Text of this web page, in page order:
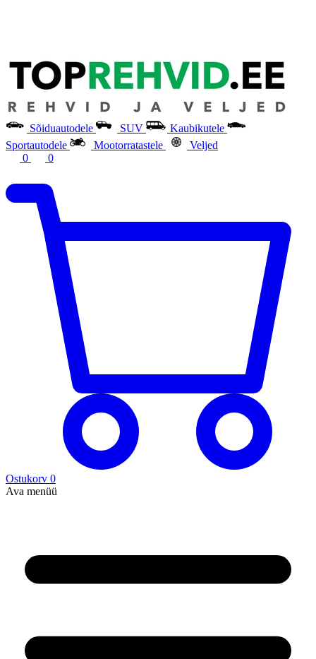
Sõiduautodele SUV
Kaubikutele
Sportautodele
Mootorratastele
Veljed
0
0
Ostukorv 0
Ava menüü